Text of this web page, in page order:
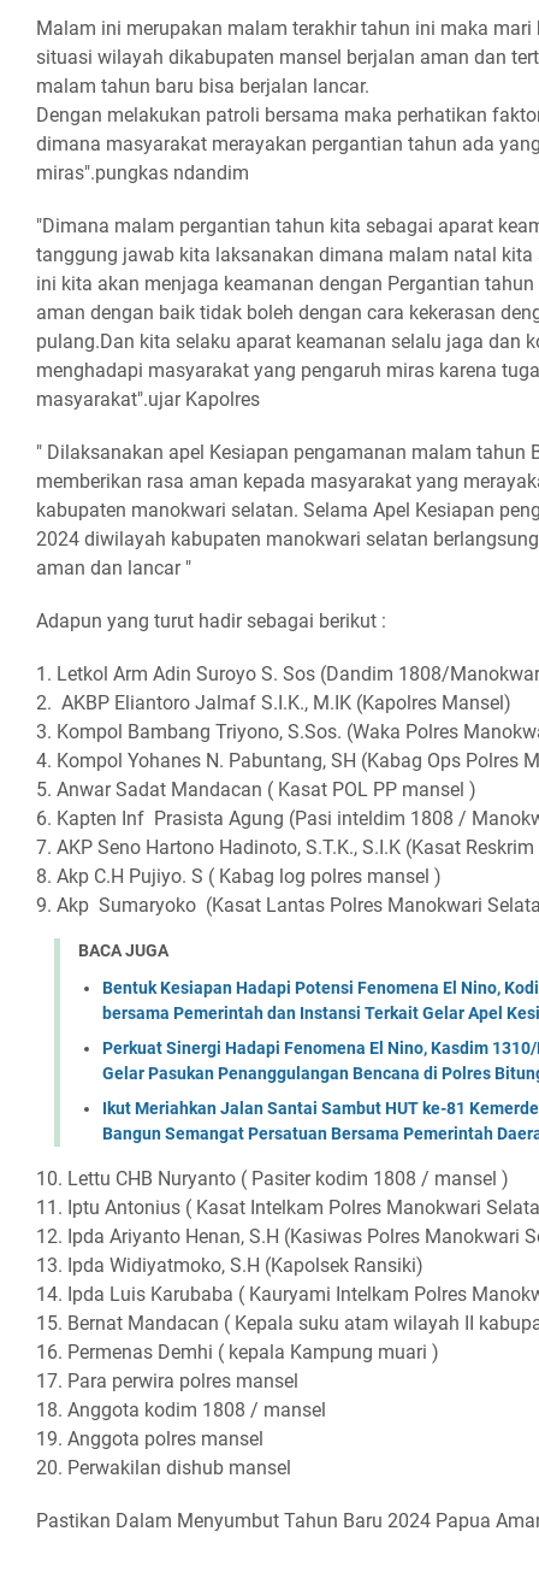
Malam ini merupakan malam terakhir tahun ini maka
situasi wilayah dikabupaten mansel berjalan aman dan
malam tahun baru bisa berjalan lancar.
Dengan melakukan patroli bersama maka perhatikan
dimana masyarakat merayakan pergantian tahun ada
miras".pungkas ndandim
"Dimana malam pergantian tahun kita sebagai aparat
tanggung jawab kita laksanakan dimana malam natal
ini kita akan menjaga keamanan dengan Pergantian
aman dengan baik tidak boleh dengan cara kekerasan
pulang.Dan kita selaku aparat keamanan selalu jaga dan
menghadapi masyarakat yang pengaruh miras karena
masyarakat".ujar Kapolres
" Dilaksanakan apel Kesiapan pengamanan malam tahun
memberikan rasa aman kepada masyarakat yang
kabupaten manokwari selatan. Selama Apel Kesiapan
2024 diwilayah kabupaten manokwari selatan
aman dan lancar "
Adapun yang turut hadir sebagai berikut :
1. Letkol Arm Adin Suroyo S. Sos (Dandim 1808/
2. AKBP Eliantoro Jalmaf S.I.K., M.IK (Kapolres Mansel)
3. Kompol Bambang Triyono, S.Sos. (Waka Polres
4. Kompol Yohanes N. Pabuntang, SH (Kabag Ops Polres
5. Anwar Sadat Mandacan ( Kasat POL PP mansel )
6. Kapten Inf Prasista Agung (Pasi inteldim 1808 /
7. AKP Seno Hartono Hadinoto, S.T.K., S.I.K (Kasat
8. Akp C.H Pujiyo. S ( Kabag log polres mansel )
9. Akp Sumaryoko (Kasat Lantas Polres Manokwari
BACA JUGA
Bentuk Kesiapan Hadapi Potensi Fenomena El Nino,
bersama Pemerintah dan Instansi Terkait Gelar Apel
Perkuat Sinergi Hadapi Fenomena El Nino, Kasdim
Gelar Pasukan Penanggulangan Bencana di Polres
Ikut Meriahkan Jalan Santai Sambut HUT ke-81
Bangun Semangat Persatuan Bersama Pemerintah
10. Lettu CHB Nuryanto ( Pasiter kodim 1808 / mansel )
11. Iptu Antonius ( Kasat Intelkam Polres Manokwari
12. Ipda Ariyanto Henan, S.H (Kasiwas Polres Manokwari
13. Ipda Widiyatmoko, S.H (Kapolsek Ransiki)
14. Ipda Luis Karubaba ( Kauryami Intelkam Polres
15. Bernat Mandacan ( Kepala suku atam wilayah II
16. Permenas Demhi ( kepala Kampung muari )
17. Para perwira polres mansel
18. Anggota kodim 1808 / mansel
19. Anggota polres mansel
20. Perwakilan dishub mansel
Pastikan Dalam Menyumbut Tahun Baru 2024 Papua